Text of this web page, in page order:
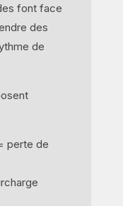
font face
des
de
perte de